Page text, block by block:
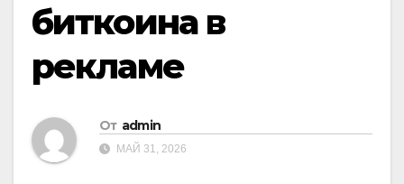
биткоина в
рекламе
От admin
МАЙ 31, 2026